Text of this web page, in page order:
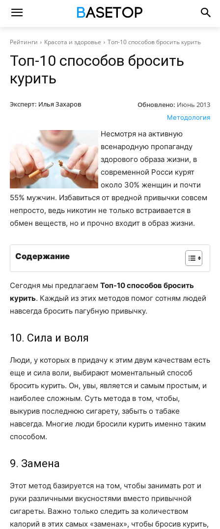
Рейтинги Красота и здоровье Топ-10 способов бросить курить
Топ-10 способов бросить
курить
Эксперт: Илья Захаров Обновлено: Июнь 2013
Методология
Несмотря на активную
всенародную пропаганду
здорового образа жизни, в
современной Росси курят
около 30% женщин и почти
55% мужчин. Избавиться от вредной привычки совсем
непросто, ведь никотин не только встраивается в
обмен веществ, но и прочно входит в образ жизни.
Содержание
Сегодня мы предлагаем Топ-10 способов бросить
курить. Каждый из этих методов помог сотням людей
навсегда бросить пагубную привычку.
10. Сила и воля
Люди, у которых в придачу к этим двум качествам есть
еще и сила воли, выбирают моментальный способ
бросить курить. Он, увы, является и самым простым, и
наиболее сложным. Суть метода в том, чтобы,
выкурив последнюю сигарету, забыть о табаке
навсегда. Многие люди бросили курить именно таким
способом.
9. Замена
Этот метод базируется на том, чтобы занимать рот и
руки различными вкусностями вместо привычной
сигареты. Важно только следить за количеством
калорий в этих самых «заменах», чтобы бросив курить,